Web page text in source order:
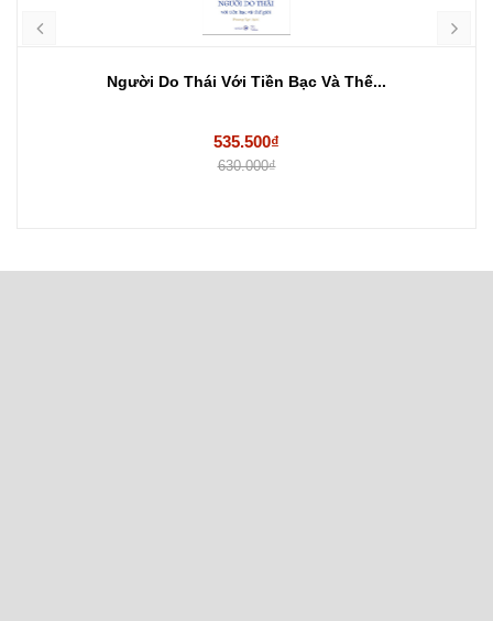
Người Do Thái Với Tiền Bạc Và Thế...
535.500₫
630.000₫